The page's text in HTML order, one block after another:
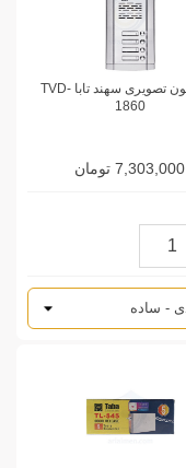
پنل آیفون تصویری سهند تابا TVD-
1860
7,303,000 تومان